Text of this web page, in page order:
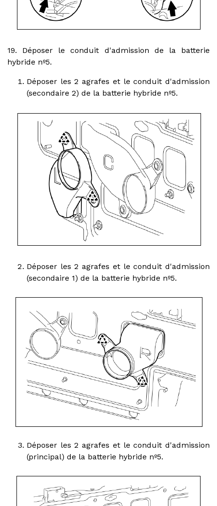
19. Déposer le conduit d'admission de la batterie
hybride nº5.
Déposer les 2 agrafes et le conduit d'admission
(secondaire 2) de la batterie hybride nº5.
Déposer les 2 agrafes et le conduit d'admission
(secondaire 1) de la batterie hybride nº5.
Déposer les 2 agrafes et le conduit d'admission
(principal) de la batterie hybride nº5.